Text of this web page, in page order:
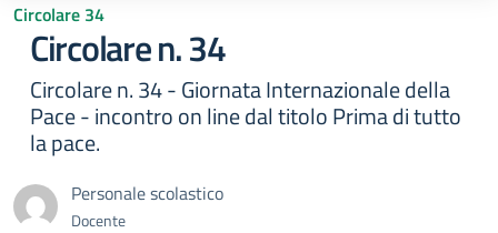
Circolare 34
Circolare n. 34
Circolare n. 34 - Giornata Internazionale della
Pace - incontro on line dal titolo Prima di tutto
la pace.
Personale scolastico
Docente